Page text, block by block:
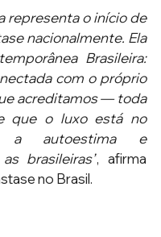
representa o início de
nacionalmente. Ela
Brasileira:
com o próprio
acreditamos — toda
que o luxo está no
a autoestima e
brasileiras”, afirma
no Brasil.